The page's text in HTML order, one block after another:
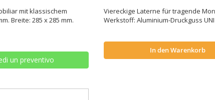
mit klassischem
Breite: 285 x 285 mm.
un preventivo
Viereckige Laterne für tragende
Werkstoff: Aluminium-Druckguss UNI
In den Warenkorb